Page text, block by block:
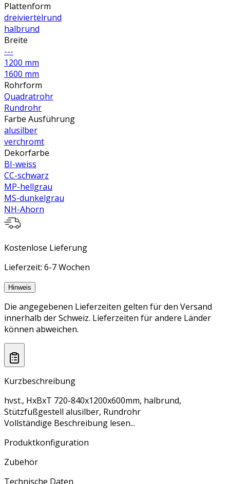
Plattenform
dreiviertelrund
halbrund
Breite
---
1200 mm
1600 mm
Rohrform
Quadratrohr
Rundrohr
Farbe Ausführung
alusilber
verchromt
Dekorfarbe
BI-weiss
CC-schwarz
MP-hellgrau
MS-dunkelgrau
NH-Ahorn
Kostenlose Lieferung
Lieferzeit: 6-7 Wochen
Hinweis
Die angegebenen Lieferzeiten gelten für den Versand
innerhalb der Schweiz. Lieferzeiten für andere Länder
können abweichen.
Kurzbeschreibung
hvst., HxBxT 720-840x1200x600mm, halbrund,
Stützfußgestell alusilber, Rundrohr
Vollständige Beschreibung lesen...
Produktkonfiguration
Zubehör
Technische Daten